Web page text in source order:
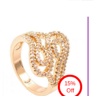
15%
Off